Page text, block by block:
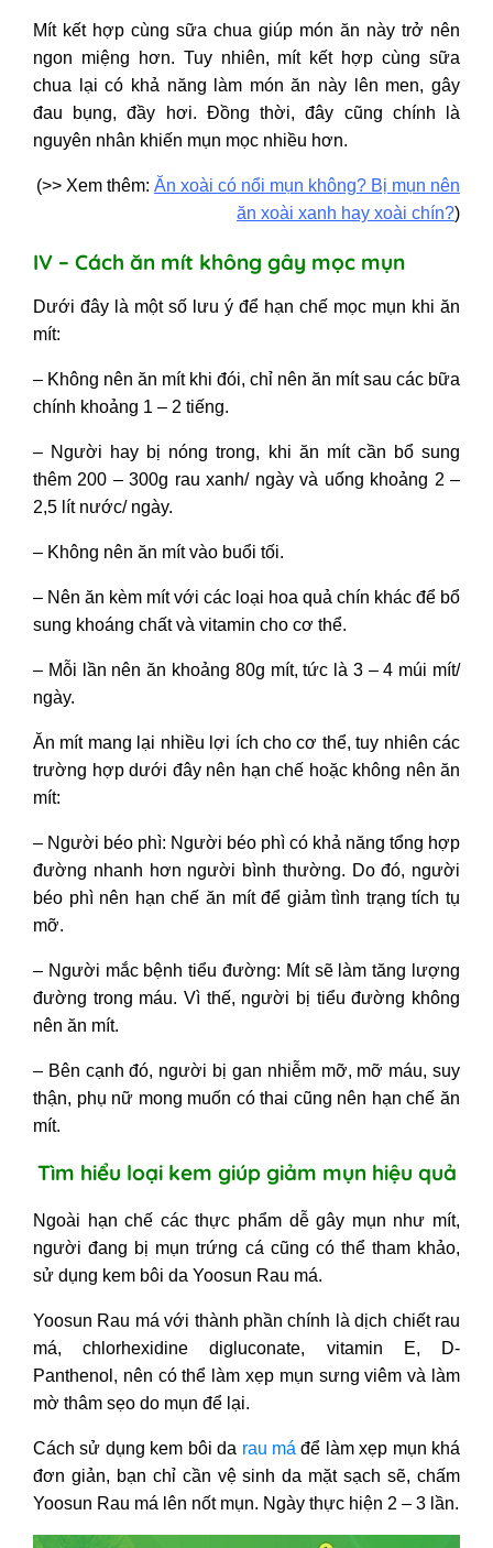
Mít kết hợp cùng sữa chua giúp món ăn này trở nên
ngon miệng hơn. Tuy nhiên, mít kết hợp cùng sữa
chua lại có khả năng làm món ăn này lên men, gây
đau bụng, đầy hơi. Đồng thời, đây cũng chính là
nguyên nhân khiến mụn mọc nhiều hơn.
(>> Xem thêm: Ăn xoài có nổi mụn không? Bị mụn nên
ăn xoài xanh hay xoài chín?)
IV – Cách ăn mít không gây mọc mụn
Dưới đây là một số lưu ý để hạn chế mọc mụn khi ăn
mít:
– Không nên ăn mít khi đói, chỉ nên ăn mít sau các bữa
chính khoảng 1 – 2 tiếng.
– Người hay bị nóng trong, khi ăn mít cần bổ sung
thêm 200 – 300g rau xanh/ ngày và uống khoảng 2 –
2,5 lít nước/ ngày.
– Không nên ăn mít vào buổi tối.
– Nên ăn kèm mít với các loại hoa quả chín khác để bổ
sung khoáng chất và vitamin cho cơ thể.
– Mỗi lần nên ăn khoảng 80g mít, tức là 3 – 4 múi mít/
ngày.
Ăn mít mang lại nhiều lợi ích cho cơ thể, tuy nhiên các
trường hợp dưới đây nên hạn chế hoặc không nên ăn
mít:
– Người béo phì: Người béo phì có khả năng tổng hợp
đường nhanh hơn người bình thường. Do đó, người
béo phì nên hạn chế ăn mít để giảm tình trạng tích tụ
mỡ.
– Người mắc bệnh tiểu đường: Mít sẽ làm tăng lượng
đường trong máu. Vì thế, người bị tiểu đường không
nên ăn mít.
– Bên cạnh đó, người bị gan nhiễm mỡ, mỡ máu, suy
thận, phụ nữ mong muốn có thai cũng nên hạn chế ăn
mít.
Tìm hiểu loại kem giúp giảm mụn hiệu quả
Ngoài hạn chế các thực phẩm dễ gây mụn như mít,
người đang bị mụn trứng cá cũng có thể tham khảo,
sử dụng kem bôi da Yoosun Rau má.
Yoosun Rau má với thành phần chính là dịch chiết rau
má, chlorhexidine digluconate, vitamin E, D-
Panthenol, nên có thể làm xẹp mụn sưng viêm và làm
mờ thâm sẹo do mụn để lại.
Cách sử dụng kem bôi da rau má để làm xẹp mụn khá
đơn giản, bạn chỉ cần vệ sinh da mặt sạch sẽ, chấm
Yoosun Rau má lên nốt mụn. Ngày thực hiện 2 – 3 lần.